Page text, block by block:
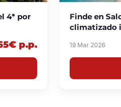
4* por
p.p.
Finde en
climatizado
19 Mar 2026